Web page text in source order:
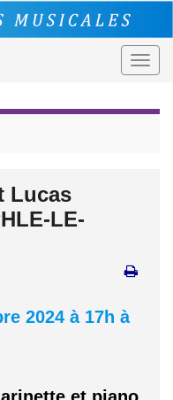
Lucas
LE-
2024 à 17h à